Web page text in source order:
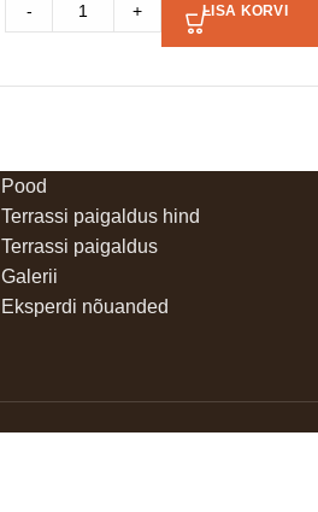
- + LISA KORVI
Pood
Terrassi paigaldus hind
Terrassi paigaldus
Galerii
Eksperdi nõuanded